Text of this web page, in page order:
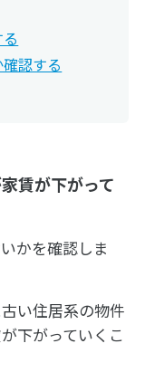
認する
賃が下がって
かを確認しま
い住居系の物件
下がっていくこ